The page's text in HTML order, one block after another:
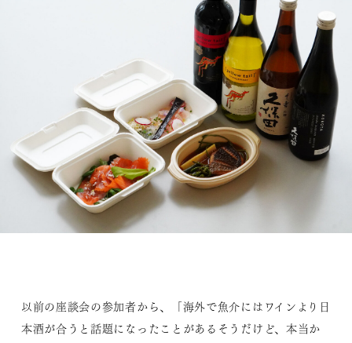
以前の座談会の参加者から、「海外で魚介にはワインより日
本酒が合うと話題になったことがあるそうだけど、本当か